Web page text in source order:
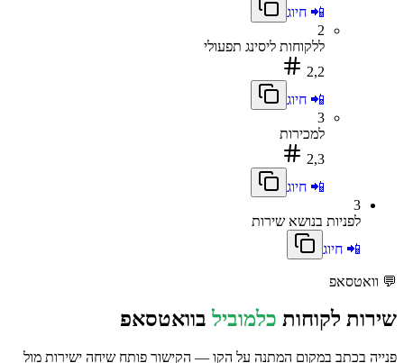
📲 חיוג
2
ללקוחות ליסינג תפעולי
2,2
📲 חיוג
3
למכירות
2,3
📲 חיוג
3
לפניות בנושא שירות
📲 חיוג
💬 וואטסאפ
שירות לקוחות כלמוביל בוואטסאפ
פנייה בכתב במקום המתנה על הקו — הקישור פותח שיחה ישירות מול